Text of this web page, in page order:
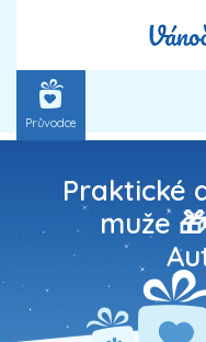
Průvodce
Praktické
muže